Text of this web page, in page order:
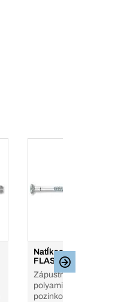
Natĺkacie hmoždinky II
FLASHfix
Zápustný nákružok,
polyamid (Nylon), oceľ
pozinkovaná, so zápust.